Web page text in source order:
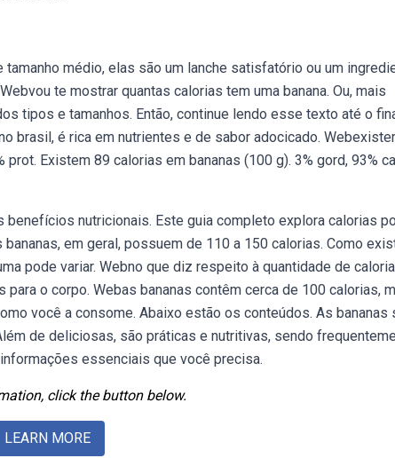
médio, elas são um lanche satisfatório ou um
te mostrar quantas calorias tem uma banana. Ou, mais
tipos e tamanhos. Então, continue lendo esse texto até o
brasil, é rica em nutrientes e de sabor adocicado.
Existem 89 calorias em bananas (100 g). 3% gord, 93%
benefícios nutricionais. Este guia completo explora calorias
em geral, possuem de 110 a 150 calorias. Como
pode variar. Webno que diz respeito à quantidade de
o corpo. Webas bananas contêm cerca de 100 calorias,
você a consome. Abaixo estão os conteúdos. As bananas
de deliciosas, são práticas e nutritivas, sendo
essenciais que você precisa.
click the button below.
LEARN MORE